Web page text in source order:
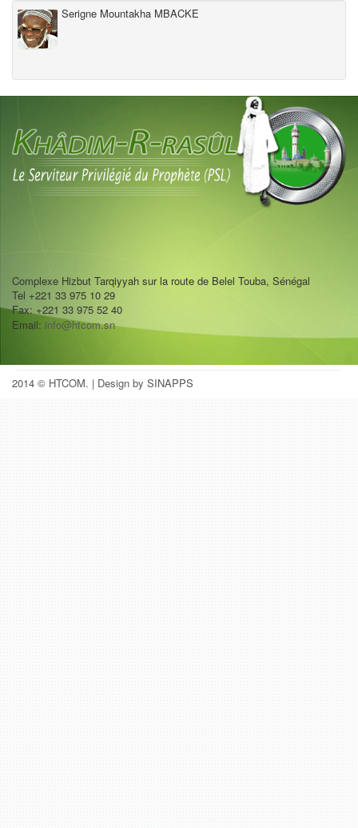
Serigne Mountakha MBACKE
Complexe Hizbut Tarqiyyah sur la route de Belel Touba, Sénégal
Tel +221 33 975 10 29
Fax: +221 33 975 52 40
Email: info@htcom.sn
2014 © HTCOM. | Design by SINAPPS